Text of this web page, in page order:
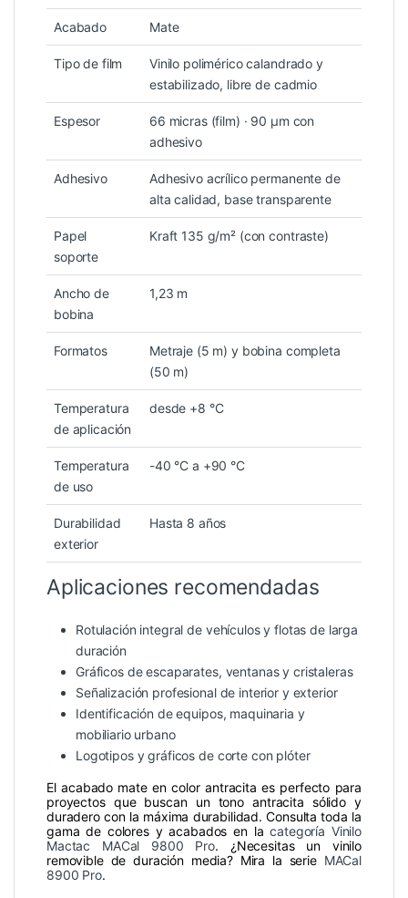
Acabado Mate
Tipo de film
Vinilo polimérico calandrado y
estabilizado, libre de cadmio
Espesor
66 micras (film) · 90 µm con
adhesivo
Adhesivo
Adhesivo acrílico permanente de
alta calidad, base transparente
Papel
soporte
Kraft 135 g/m² (con contraste)
Ancho de
bobina
1,23 m
Formatos
Metraje (5 m) y bobina completa
(50 m)
Temperatura
de aplicación
desde +8 °C
Temperatura
de uso
-40 °C a +90 °C
Durabilidad
exterior
Hasta 8 años
Aplicaciones recomendadas
Rotulación integral de vehículos y flotas de larga
duración
Gráficos de escaparates, ventanas y cristaleras
Señalización profesional de interior y exterior
Identificación de equipos, maquinaria y
mobiliario urbano
Logotipos y gráficos de corte con plóter
El acabado mate en color antracita es perfecto para
proyectos que buscan un tono antracita sólido y
duradero con la máxima durabilidad. Consulta toda la
gama de colores y acabados en lacategoría Vinilo
Mactac MACal 9800 Pro. ¿Necesitas un vinilo
removible de duración media? Mira la serie MACal
8900 Pro.